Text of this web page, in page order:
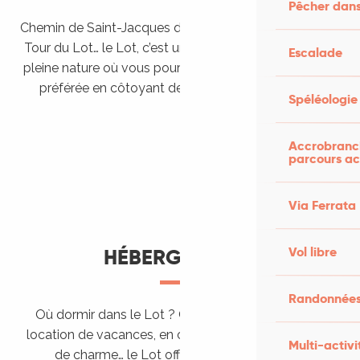
Pêcher
Escalade
Spéléologie
parcours
Via Ferrata
Vol libre
Multi-
Chemin de Saint-Jacques de Compostelle, Véloroutes,
Tour du Lot… le Lot, c’est une véritable destination de
pleine nature où vous pourrez pratiquer votre activité
préférée en côtoyant des paysages grandioses.
HÉBERGEMENTS
Où dormir dans le Lot ? Chez l’habitant, dans une
location de vacances, en camping, ou dans un hôtel
de charme… le Lot offre des hébergements